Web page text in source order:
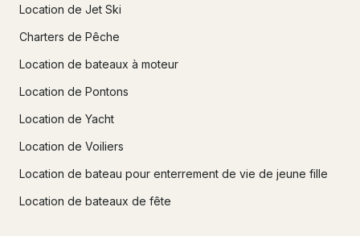
Location de Jet Ski
Charters de Pêche
Location de bateaux à moteur
Location de Pontons
Location de Yacht
Location de Voiliers
Location de bateau pour enterrement de vie de jeune fille
Location de bateaux de fête